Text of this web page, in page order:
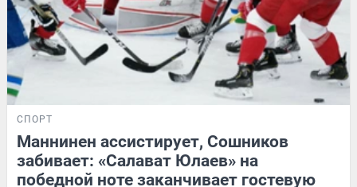
СПОРТ
Маннинен ассистирует, Сошников
забивает: «Салават Юлаев» на
победной ноте заканчивает гостевую